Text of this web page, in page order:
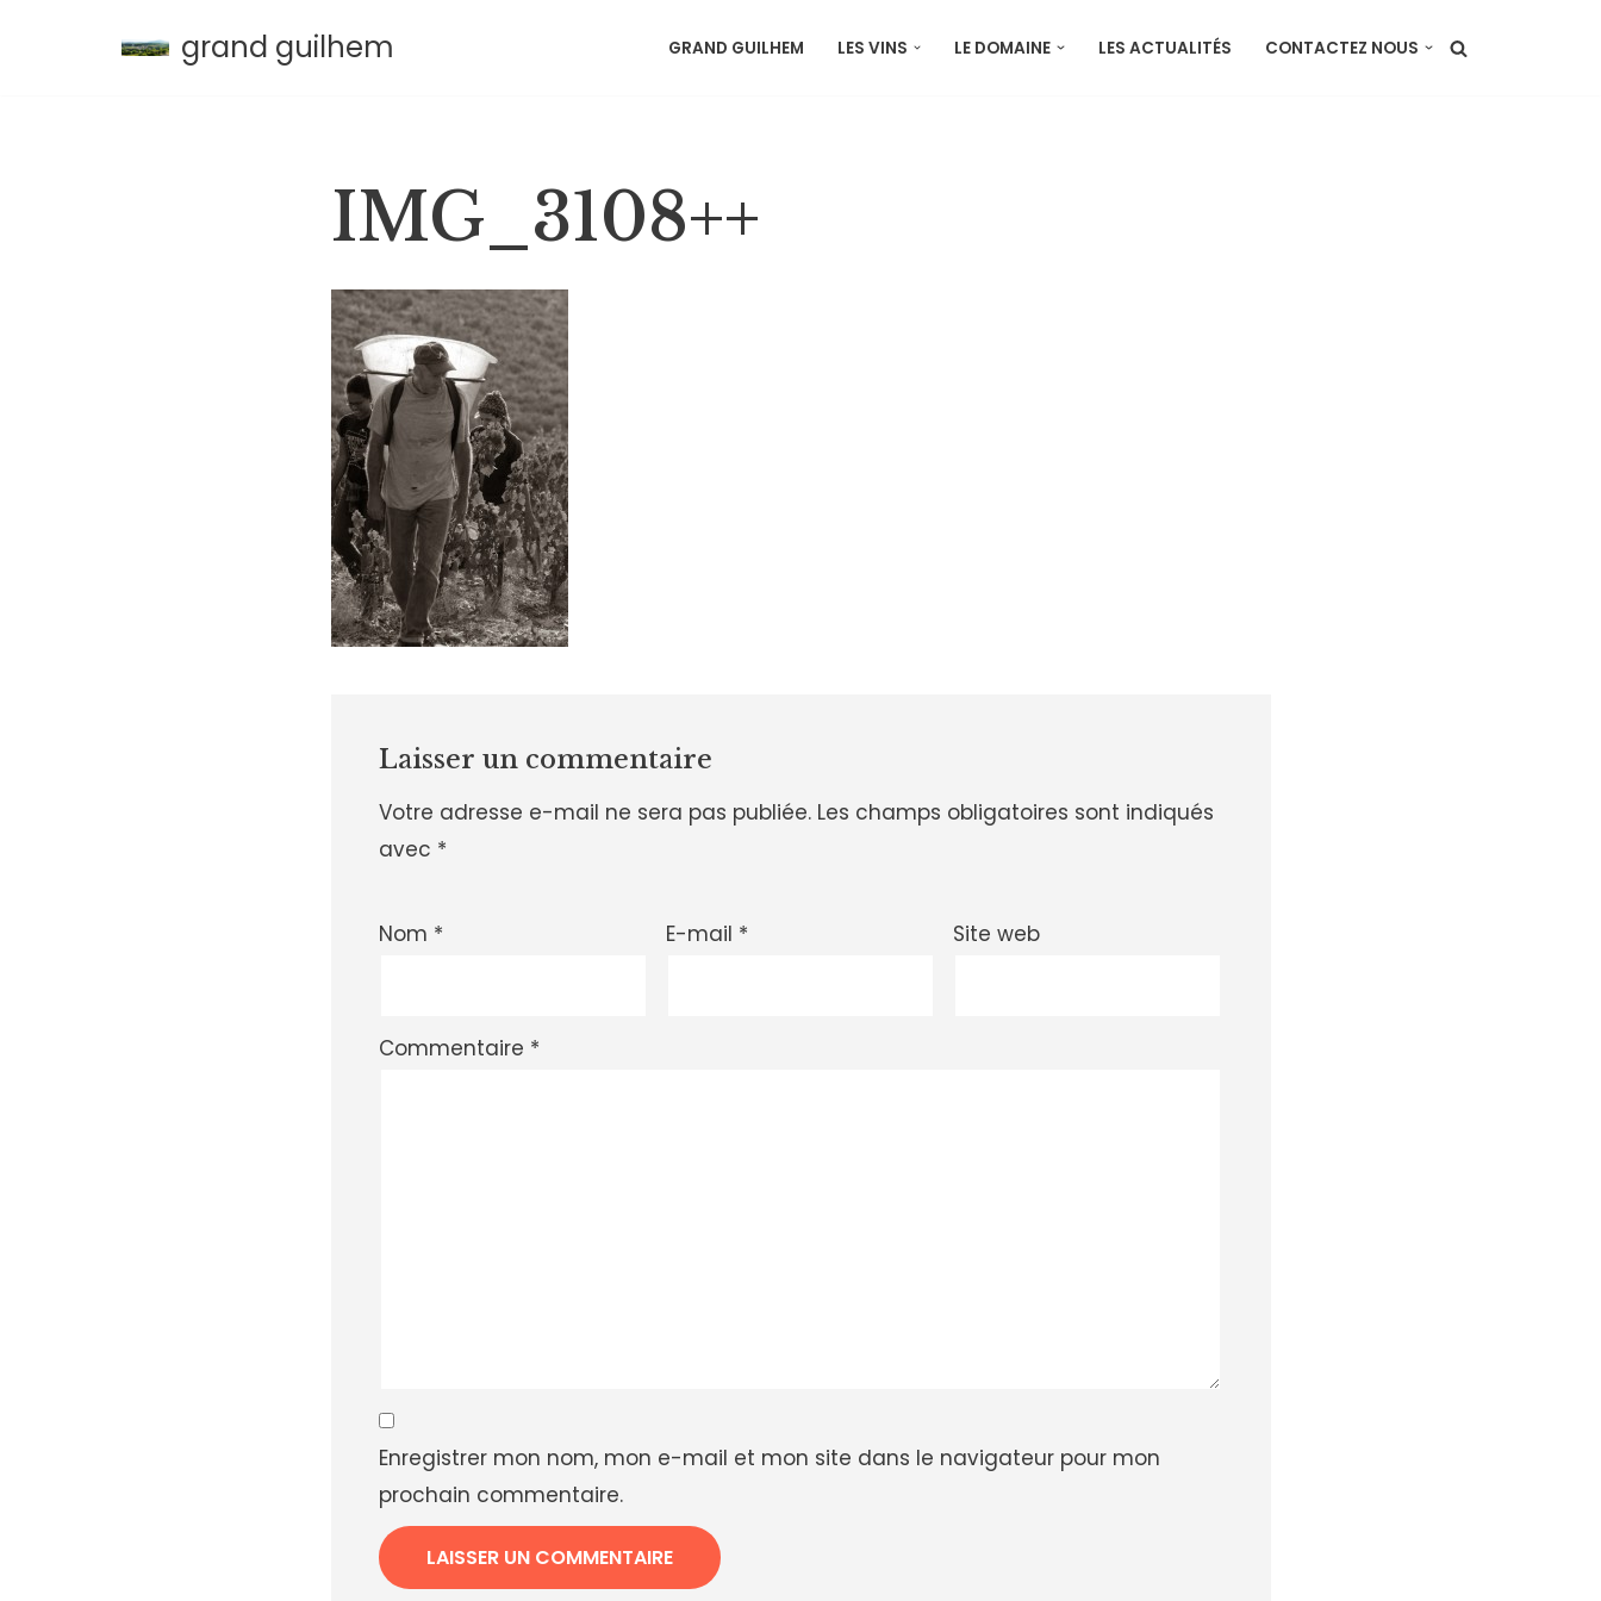
grand guilhem GRAND GUILHEM LES VINS LE DOMAINE LES ACTUALITÉS CONTACTEZ NOUS
IMG_3108++
Laisser un commentaire
Votre adresse e-mail ne sera pas publiée. Les champs obligatoires sont indiqués
avec *
Nom * E-mail * Site web
Commentaire *
Enregistrer mon nom, mon e-mail et mon site dans le navigateur pour mon
prochain commentaire.